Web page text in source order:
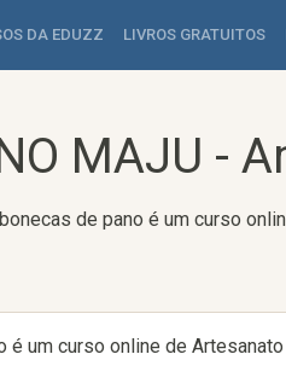
DA EDUZZ LIVROS GRATUITOS
MAJU -
de pano é um curso
é um curso online de Artesanato